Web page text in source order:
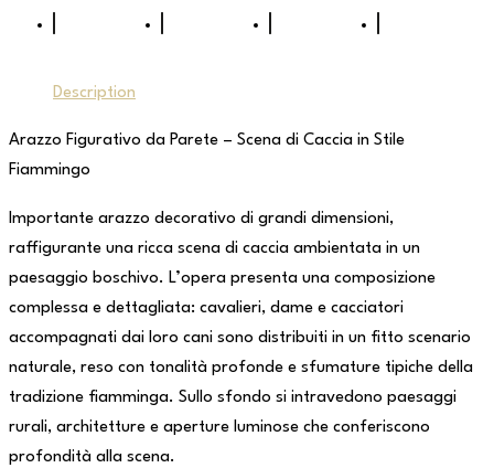
Description
Arazzo Figurativo da Parete – Scena di Caccia in Stile
Fiammingo
Importante arazzo decorativo di grandi dimensioni,
raffigurante una ricca scena di caccia ambientata in un
paesaggio boschivo. L’opera presenta una composizione
complessa e dettagliata: cavalieri, dame e cacciatori
accompagnati dai loro cani sono distribuiti in un fitto scenario
naturale, reso con tonalità profonde e sfumature tipiche della
tradizione fiamminga. Sullo sfondo si intravedono paesaggi
rurali, architetture e aperture luminose che conferiscono
profondità alla scena.